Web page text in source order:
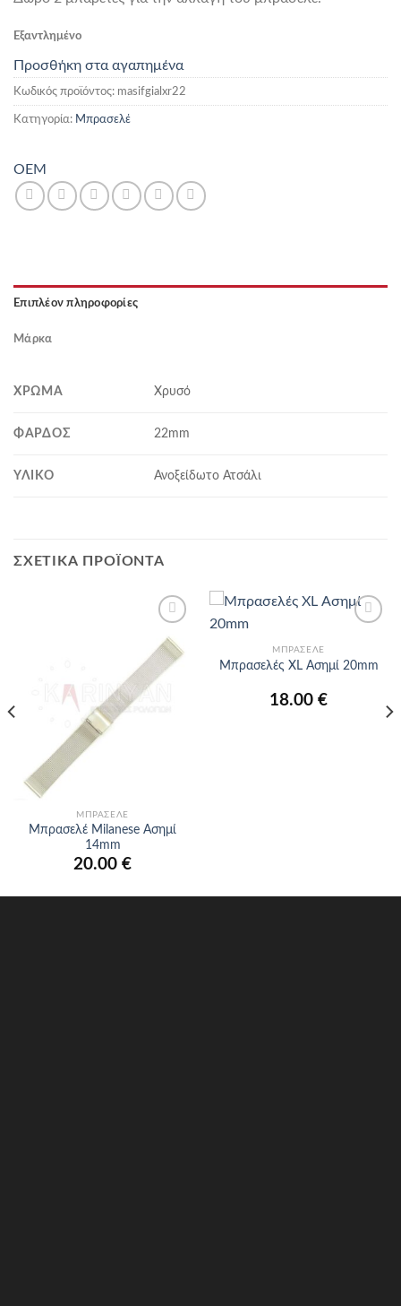
Εξαντλημένο
Προσθήκη στα αγαπημένα
Κωδικός προϊόντος: masifgialxr22
Κατηγορία: Μπρασελέ
OEM
Επιπλέον πληροφορίες
Μάρκα
ΧΡΏΜΑ Χρυσό
ΦΆΡΔΟΣ 22mm
ΥΛΙΚΌ Ανοξείδωτο Ατσάλι
ΣΧΕΤΙΚΆ ΠΡΟΪΌΝΤΑ
Προσθήκη
στα
αγαπημένα
ΜΠΡΑΣΕΛΈ
Μπρασελέ Milanese Ασημί
14mm
20.00 €
αγαπημένα
ΜΠΡΑΣΕΛΈ
Μπρασελές XL Ασημί 20mm
18.00 €